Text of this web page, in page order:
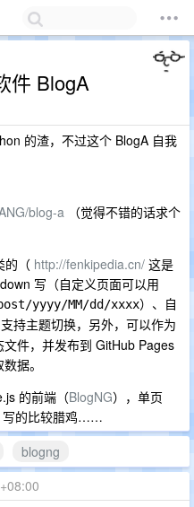
件 BlogA
的渣，不过这个 BlogA 自我
blog-a （觉得不错的话求个
的（ http://fenkipedia.cn/ 这是
写（自定义页面可以用
yyyy/MM/dd/xxxx）、自
持主题切换，另外，可以作为
件，并发布到 GitHub Pages
据。
的前端（BlogNG），单页
写的比较腊鸡……
blogng